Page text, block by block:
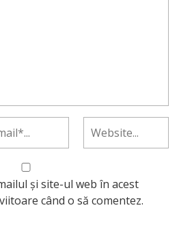
și site-ul web în acest
când o să comentez.